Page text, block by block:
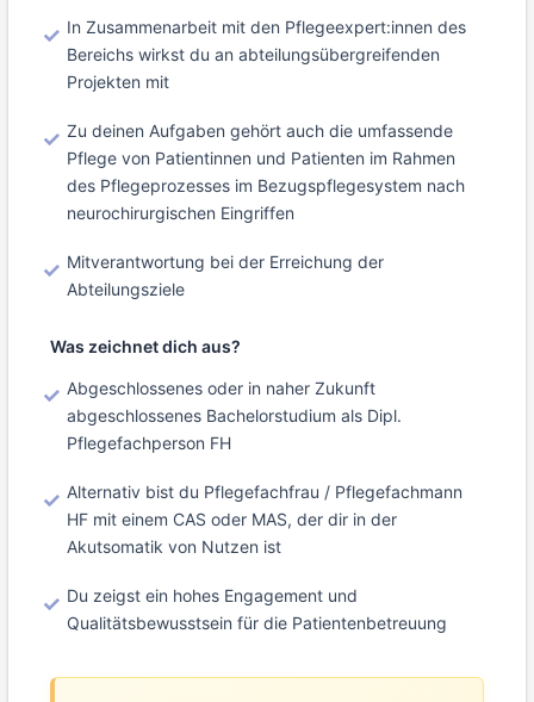
In Zusammenarbeit mit den Pflegeexpert:innen des
Bereichs wirkst du an abteilungsübergreifenden
Projekten mit
Zu deinen Aufgaben gehört auch die umfassende
Pflege von Patientinnen und Patienten im Rahmen
des Pflegeprozesses im Bezugspflegesystem nach
neurochirurgischen Eingriffen
Mitverantwortung bei der Erreichung der
Abteilungsziele
Was zeichnet dich aus?
Abgeschlossenes oder in naher Zukunft
abgeschlossenes Bachelorstudium als Dipl.
Pflegefachperson FH
Alternativ bist du Pflegefachfrau / Pflegefachmann
HF mit einem CAS oder MAS, der dir in der
Akutsomatik von Nutzen ist
Du zeigst ein hohes Engagement und
Qualitätsbewusstsein für die Patientenbetreuung